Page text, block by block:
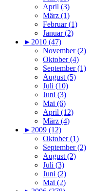
April (3)
März (1)
Februar (1)
Januar (2)
► 2010 (47)
November (2)
Oktober (4)
September (1)
August (5)
Juli (10)
Juni (3)
Mai (6)
April (12)
März (4)
► 2009 (12)
Oktober (1)
September (2)
August (2)
Juli (3)
Juni (2)
Mai (2)